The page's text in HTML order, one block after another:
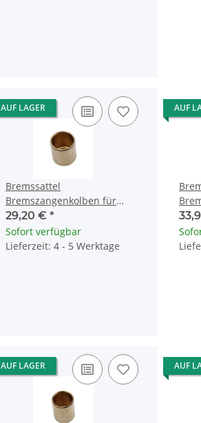
AUF LAGER
Bremssattel
Bremszangenkolben für
Honda CB CBR 1100 CBF 500
1000 45117-MAJ-G41
29,20 € *
Sofort verfügbar
Lieferzeit: 4 - 5 Werktage
AUF
VTX
AUF LAGER AUF